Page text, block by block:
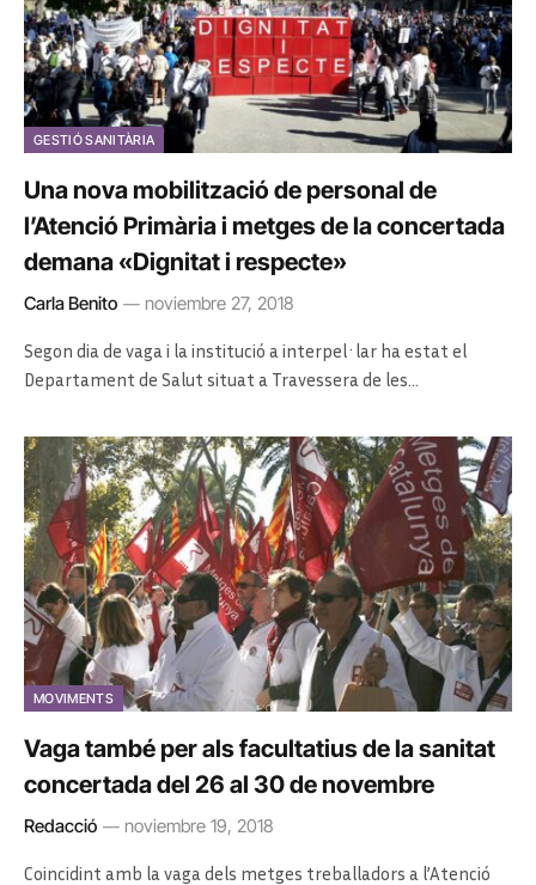
GESTIÓ SANITÀRIA
Una nova mobilització de personal de
l’Atenció Primària i metges de la concertada
demana «Dignitat i respecte»
Carla Benito noviembre 27, 2018
Segon dia de vaga i la institució a interpel·lar ha estat el
Departament de Salut situat a Travessera de les…
MOVIMENTS
Vaga també per als facultatius de la sanitat
concertada del 26 al 30 de novembre
Redacció noviembre 19, 2018
Coincidint amb la vaga dels metges treballadors a l’Atenció